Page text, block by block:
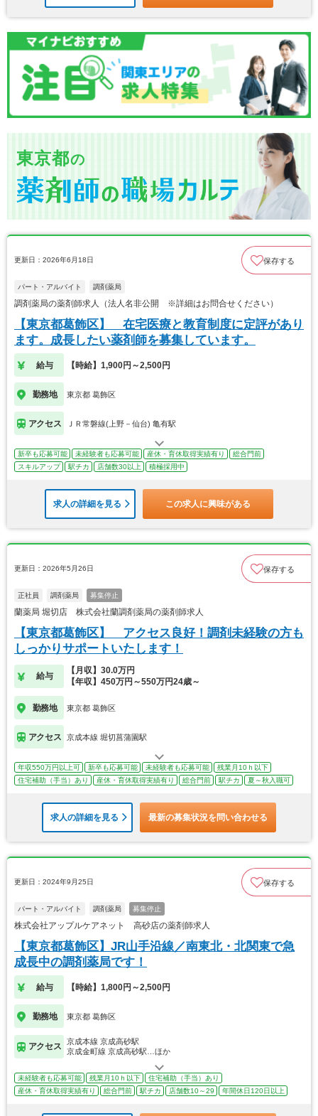
東京都の
更新日：2026年6月18日 保存する
パート・アルバイト 調剤薬局
調剤薬局の薬剤師求人（法人名非公開 ※詳細はお問合せください）
【東京都葛飾区】 在宅医療と教育制度に定評があり
ます。成長したい薬剤師を募集しています。
給与 【時給】1,900円～2,500円
勤務地 東京都 葛飾区
アクセス ＪＲ常磐線(上野－仙台) 亀有駅
新卒も応募可能 未経験者も応募可能 産休・育休取得実績有り
総合門前
スキルアップ
駅チカ 店舗数30以上 積極採用中
求人の詳細を見る この求人に興味がある
更新日：2026年5月26日 保存する
正社員 調剤薬局 募集停止
蘭薬局 堀切店 株式会社蘭調剤薬局の薬剤師求人
【東京都葛飾区】 アクセス良好！調剤未経験の方も
しっかりサポートいたします！
給与
【月収】30.0万円
【年収】450万円～550万円24歳～
勤務地 東京都 葛飾区
アクセス 京成本線 堀切菖蒲園駅
年収550万円以上可 新卒も応募可能 未経験者も応募可能
残業月10ｈ以下
住宅補助（手当）あり
産休・育休取得実績有り 総合門前 駅チカ 夏～秋入職可
求人の詳細を見る 最新の募集状況を問い合わせる
更新日：2024年9月25日 保存する
パート・アルバイト 調剤薬局 募集停止
株式会社アップルケアネット 高砂店の薬剤師求人
【東京都葛飾区】JR山手沿線／南東北・北関東で急
成長中の調剤薬局です！
給与 【時給】1,800円～2,500円
勤務地 東京都 葛飾区
アクセス
京成本線 京成高砂駅
京成金町線 京成高砂駅…ほか
未経験者も応募可能 残業月10ｈ以下
住宅補助（手当）あり
産休・育休取得実績有り
総合門前 駅チカ 店舗数10～29 年間休日120日以上